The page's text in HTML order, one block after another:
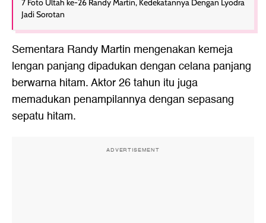
7 Foto Ultah ke-26 Randy Martin, Kedekatannya Dengan Lyodra
Jadi Sorotan
Sementara Randy Martin mengenakan kemeja
lengan panjang dipadukan dengan celana panjang
berwarna hitam. Aktor 26 tahun itu juga
memadukan penampilannya dengan sepasang
sepatu hitam.
ADVERTISEMENT